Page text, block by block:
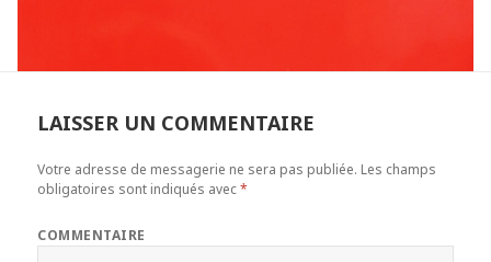
LAISSER UN COMMENTAIRE
Votre adresse de messagerie ne sera pas publiée. Les champs
obligatoires sont indiqués avec*
COMMENTAIRE